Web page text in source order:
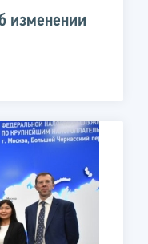
изменении